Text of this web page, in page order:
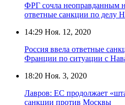
ФРГ сочла неоправданным
ответные санкции по делу
14:29 Ноя. 12, 2020
Россия ввела ответные
Франции по ситуации с
18:20 Ноя. 3, 2020
Лавров: ЕС продолжает
санкции против Москвы